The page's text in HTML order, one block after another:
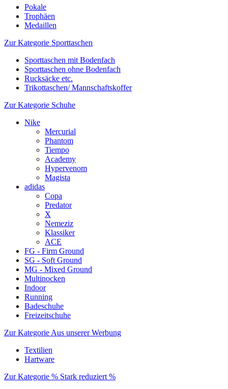
Pokale
Trophäen
Medaillen
Zur Kategorie Sporttaschen
Sporttaschen mit Bodenfach
Sporttaschen ohne Bodenfach
Rucksäcke etc.
Trikottaschen/ Mannschaftskoffer
Zur Kategorie Schuhe
Nike
Mercurial
Phantom
Tiempo
Academy
Hypervenom
Magista
adidas
Copa
Predator
X
Nemeziz
Klassiker
ACE
FG - Firm Ground
SG - Soft Ground
MG - Mixed Ground
Multinocken
Indoor
Running
Badeschuhe
Freizeitschuhe
Zur Kategorie Aus unserer Werbung
Textilien
Hartware
Zur Kategorie % Stark reduziert %